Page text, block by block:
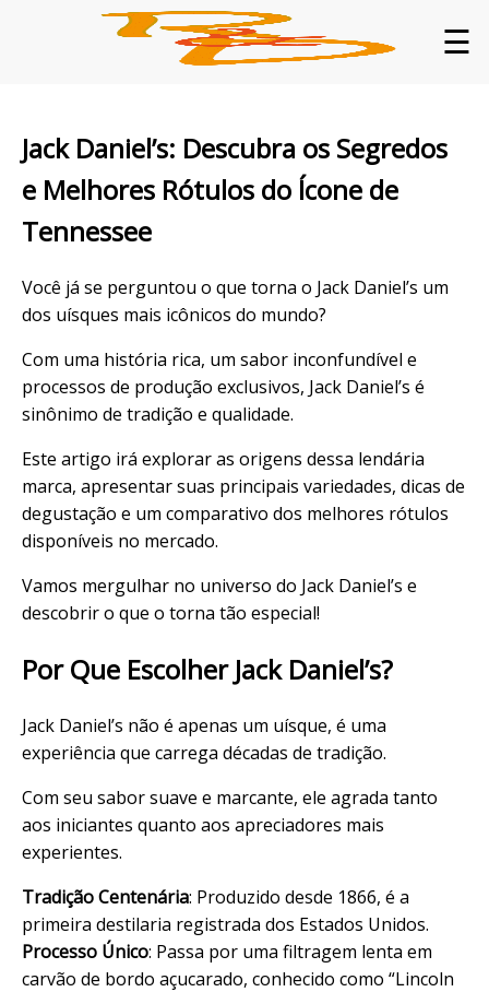
☰
Jack Daniel’s: Descubra os Segredos
e Melhores Rótulos do Ícone de
Tennessee
Você já se perguntou o que torna o Jack Daniel’s um
dos uísques mais icônicos do mundo?
Com uma história rica, um sabor inconfundível e
processos de produção exclusivos, Jack Daniel’s é
sinônimo de tradição e qualidade.
Este artigo irá explorar as origens dessa lendária
marca, apresentar suas principais variedades, dicas de
degustação e um comparativo dos melhores rótulos
disponíveis no mercado.
Vamos mergulhar no universo do Jack Daniel’s e
descobrir o que o torna tão especial!
Por Que Escolher Jack Daniel’s?
Jack Daniel’s não é apenas um uísque, é uma
experiência que carrega décadas de tradição.
Com seu sabor suave e marcante, ele agrada tanto
aos iniciantes quanto aos apreciadores mais
experientes.
Tradição Centenária: Produzido desde 1866, é a
primeira destilaria registrada dos Estados Unidos.
Processo Único: Passa por uma filtragem lenta em
carvão de bordo açucarado, conhecido como “Lincoln